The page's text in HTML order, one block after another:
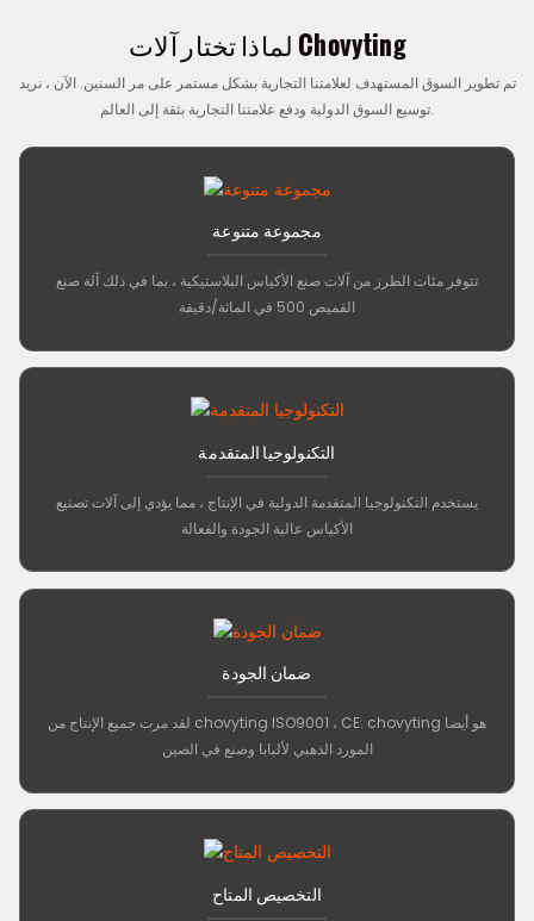
لماذا تختار آلات Chovyting
تم تطوير السوق المستهدف لعلامتنا التجارية بشكل مستمر على مر السنين. الآن ، نريد
توسيع السوق الدولية ودفع علامتنا التجارية بثقة إلى العالم.
مجموعة متنوعة
تتوفر مئات الطرز من آلات صنع الأكياس البلاستيكية ، بما في ذلك آلة صنع
القميص 500 في المائة/دقيقة
التكنولوجيا المتقدمة
يستخدم التكنولوجيا المتقدمة الدولية في الإنتاج ، مما يؤدي إلى آلات تصنيع
الأكياس عالية الجودة والفعالة
ضمان الجودة
لقد مرت جميع الإنتاج من chovyting ISO9001 ، CE. chovyting هو أيضا
المورد الذهبي لألبابا وصنع في الصين
التخصيص المتاح